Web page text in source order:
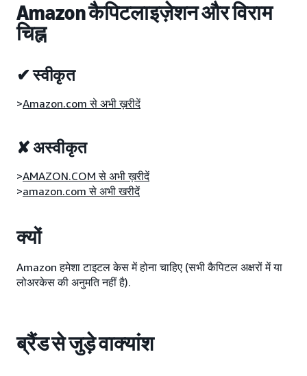
Amazon कैपिटलाइज़ेशन और विराम
चिह्न
✔ स्वीकृत
>Amazon.com से अभी ख़रीदें
✘ अस्वीकृत
>AMAZON.COM से अभी ख़रीदें
>amazon.com से अभी खरीदें
क्यों
Amazon हमेशा टाइटल केस में होना चाहिए (सभी कैपिटल अक्षरों में या
लोअरकेस की अनुमति नहीं है).
ब्रैंड से जुड़े वाक्यांश